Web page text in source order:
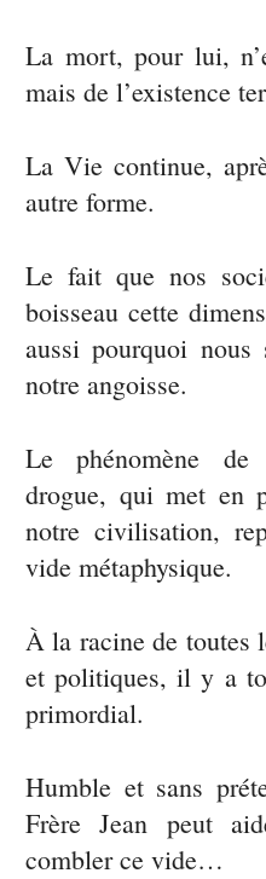
La mort, pour lui,
mais de l’existence
La Vie continue,
autre forme.
Le fait que nos
boisseau cette
aussi pourquoi
notre angoisse.
Le phénomène
drogue, qui met en
notre civilisation,
vide métaphysique.
À la racine de toutes
et politiques, il y a
primordial.
Humble et sans
Frère Jean peut
combler ce vide…